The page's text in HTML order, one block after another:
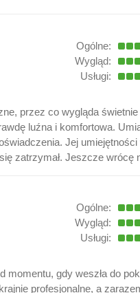
Ogólne:
Wygląd:
Usługi:
przez co wygląda
luźna i komfortowa.
Jej
zatrzymał. Jeszcze wrócę
Ogólne:
Wygląd:
Usługi:
gdy weszła do
profesjonalne, a